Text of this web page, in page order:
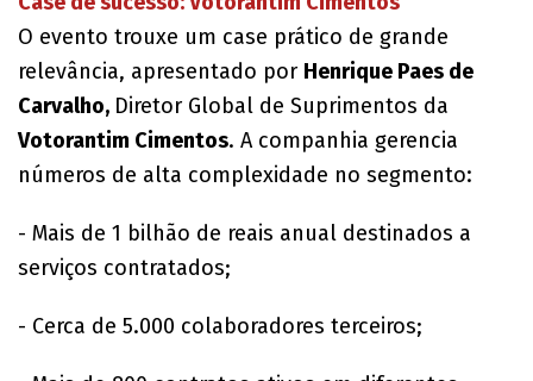
O evento trouxe um case prático de grande
relevância, apresentado por Henrique Paes de
Carvalho, Diretor Global de Suprimentos da
Votorantim Cimentos. A companhia gerencia
números de alta complexidade no segmento:
- Mais de 1 bilhão de reais anual destinados a
serviços contratados;
- Cerca de 5.000 colaboradores terceiros;